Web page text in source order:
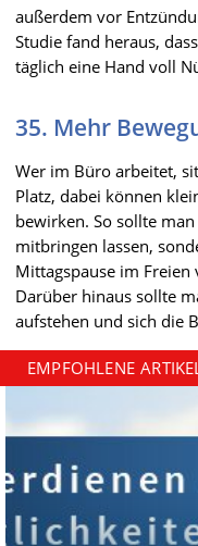
außerdem vor
Studie fand heraus,
täglich eine Hand voll
35. Mehr
Wer im Büro arbeitet,
Platz, dabei können
bewirken. So sollte
mitbringen lassen,
Mittagspause im
Darüber hinaus sollte
aufstehen und sich die
EMPFOHLENE